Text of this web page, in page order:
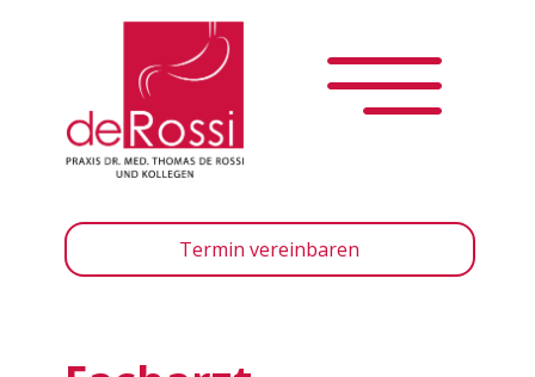
Home
Termin vereinbaren